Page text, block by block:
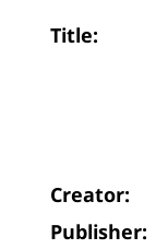
Title:
Creator:
Publisher: